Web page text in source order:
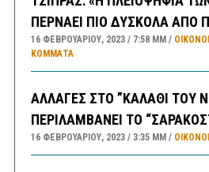
ΠΕΡΝΑΕΙ ΠΙΟ ΔΥΣΚΟΛΑ ΑΠΟ
16 ΦΕΒΡΟΥΑΡΊΟΥ, 2023 7:58 ΜΜ
ΚΌΜΜΑΤΑ
ΑΛΛΑΓΕΣ ΣΤΟ ”ΚΑΛΑΘΙ ΤΟΥ
ΠΕΡΙΛΑΜΒΑΝΕΙ ΤΟ
16 ΦΕΒΡΟΥΑΡΊΟΥ, 2023 3:35 ΜΜ